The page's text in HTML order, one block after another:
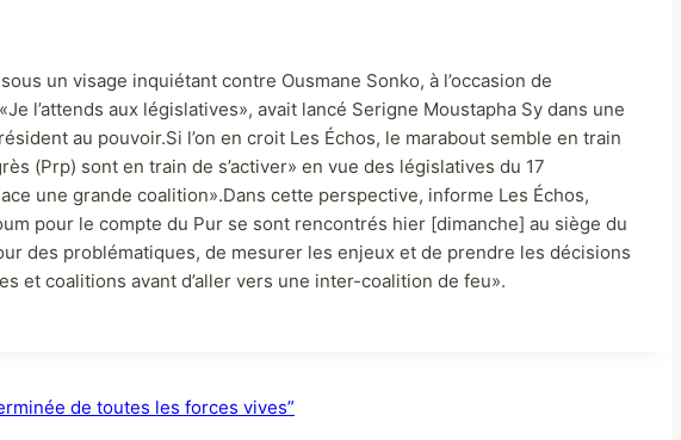
un visage inquiétant contre Ousmane Sonko, à l’occasion de
l’attends aux législatives», avait lancé Serigne Moustapha Sy dans une
au pouvoir.Si l’on en croit Les Échos, le marabout semble en train
(Prp) sont en train de s’activer» en vue des législatives du 17
une grande coalition».Dans cette perspective, informe Les Échos,
pour le compte du Pur se sont rencontrés hier [dimanche] au siège du
des problématiques, de mesurer les enjeux et de prendre les décisions
et coalitions avant d’aller vers une inter-coalition de feu».
de toutes les forces vives”